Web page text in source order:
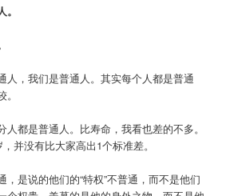
人，我们是普通人。其实每个人都是普通
人都是普通人。比寿命，我看也差的不多。
并没有比大家高出1个标准差。
，是说的他们的“特权”不普通，而不是他们